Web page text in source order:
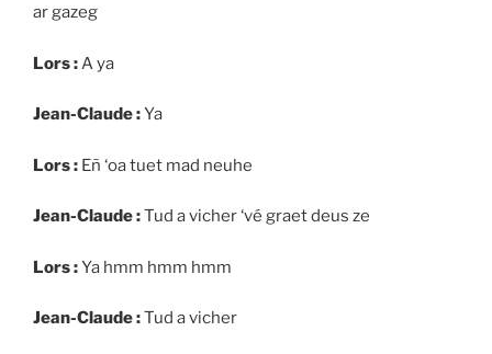
ar gazeg
Lors :A ya
Jean-Claude :Ya
Lors : Eñ ‘oa tuet mad neuhe
Jean-Claude :Tud a vicher ‘vé graet deus ze
Lors :Ya hmm hmm hmm
Jean-Claude :Tud a vicher